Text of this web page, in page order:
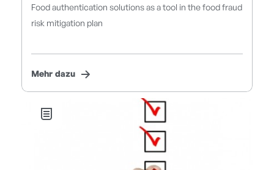
Food authentication solutions as a tool in the food fraud
risk mitigation plan
Mehr dazu